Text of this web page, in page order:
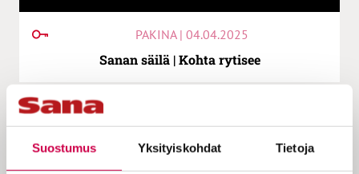
Suostumus Yksityiskohdat Tietoja
PAKINA | 04.04.2025
Sanan säilä | Kohta rytisee